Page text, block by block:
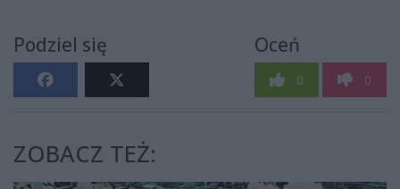
Podziel się Oceń
0 0
ZOBACZ TEŻ: